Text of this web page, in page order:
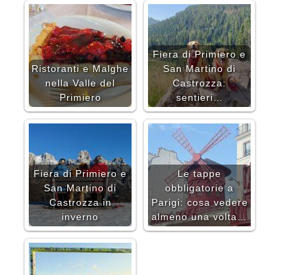
Ristoranti e Malghe
nella Valle del
Primiero
Fiera di Primiero e
San Martino di
Castrozza:
sentieri…
Fiera di Primiero e
San Martino di
Castrozza in
inverno
Le tappe
obbligatorie a
Parigi: cosa vedere
almeno una volta…